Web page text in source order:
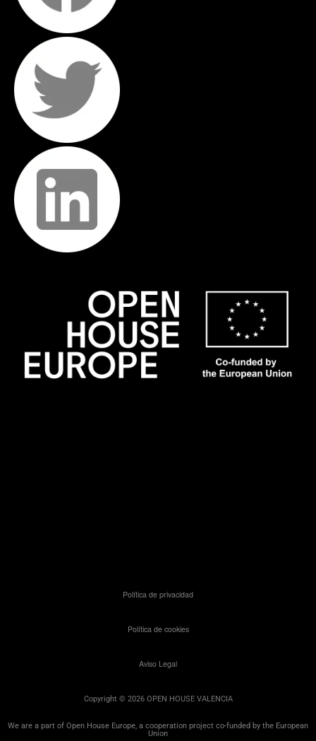
Política de privacidad
Política de cookies
Aviso Legal
Copyright © 2026 OPEN HOUSE VALENCIA
We are a part of Open House Europe, a cooperation project co-funded by the European
Union